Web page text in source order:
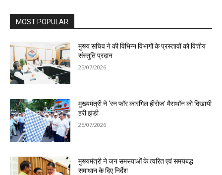
MOST POPULAR
मुख्य सचिव ने की विभिन्न विभागों के प्रस्तावों को वित्तीय
संस्तुति प्रदान
25/07/2026
मुख्यमंत्री ने ‘रन फॉर कारगिल हीरोज’ मैराथॉन को दिखायी
हरी झंडी
25/07/2026
मुख्यमंत्री ने जन समस्याओं के त्वरित एवं समयबद्ध
समाधान के दिए निर्देश